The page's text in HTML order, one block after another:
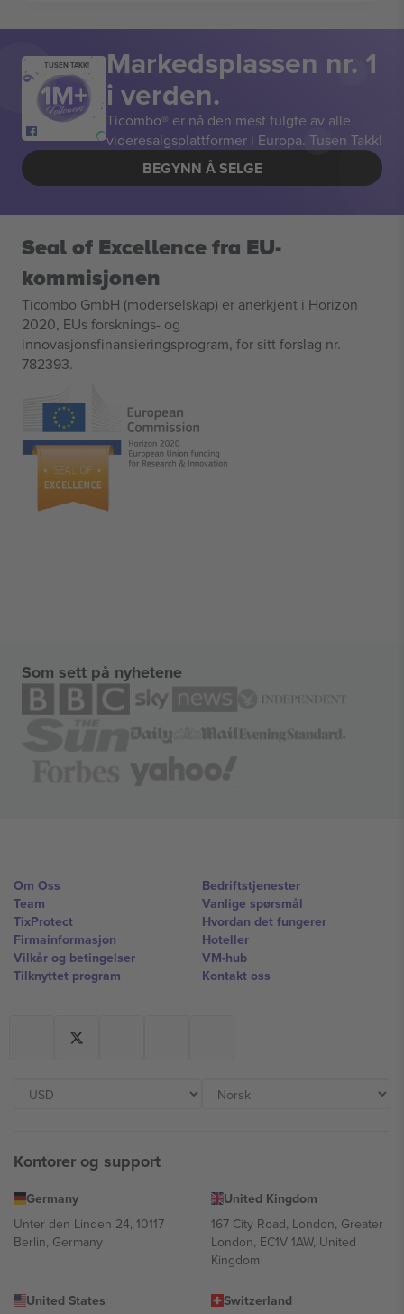
TUSEN TAKK! Markedsplassen nr. 1
i verden.
Ticombo® er nå den mest fulgte av alle
videresalgsplattformer i Europa. Tusen Takk!
BEGYNN Å SELGE
Seal of Excellence fra EU-
kommisjonen
Ticombo GmbH (moderselskap) er anerkjent i Horizon
2020, EUs forsknings- og
innovasjonsfinansieringsprogram, for sitt forslag nr.
782393.
Som sett på nyhetene
Om Oss
Team
TixProtect
Firmainformasjon
Vilkår og betingelser
Tilknyttet program
Bedriftstjenester
Vanlige spørsmål
Hvordan det fungerer
Hoteller
VM-hub
Kontakt oss
Kontorer og support
Germany
Unter den Linden 24, 10117
Berlin, Germany
United Kingdom
167 City Road, London, Greater
London, EC1V 1AW, United
Kingdom
United States Switzerland